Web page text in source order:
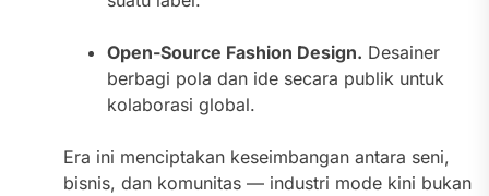
Open-Source Fashion Design. Desainer
berbagi pola dan ide secara publik untuk
kolaborasi global.
Era ini menciptakan keseimbangan antara seni,
bisnis, dan komunitas — industri mode kini bukan